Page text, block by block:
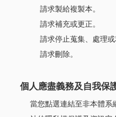
請求製給複製本。
請求補充或更正。
請求停止蒐集、處理或
請求刪除。
個人應盡義務及自我保
當您點選連結至非本體系